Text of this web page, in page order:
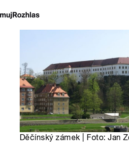
Děčínský zámek | Foto: Jan